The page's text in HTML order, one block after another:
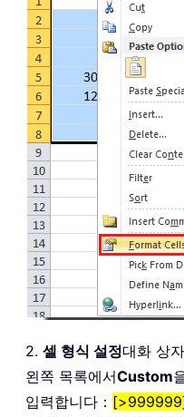
2. 셀 형식 설정대화 상
왼쪽 목록에서Custom
입력합니다：